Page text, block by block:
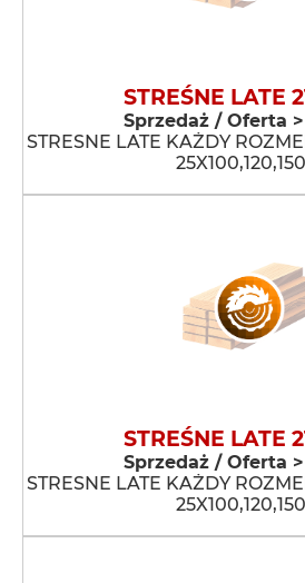
STREŚNE LATE
Sprzedaż / Oferta
STRESNE LATE KAŻDY
STREŚNE LATE
Sprzedaż / Oferta
STRESNE LATE KAŻDY